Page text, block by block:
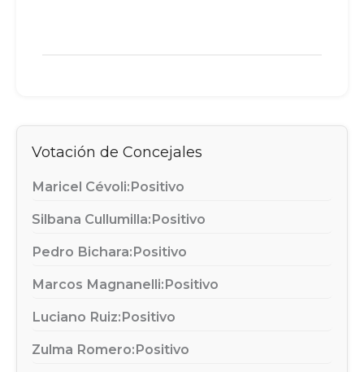
Votación de Concejales
Maricel Cévoli:Positivo
Silbana Cullumilla:Positivo
Pedro Bichara:Positivo
Marcos Magnanelli:Positivo
Luciano Ruiz:Positivo
Zulma Romero:Positivo